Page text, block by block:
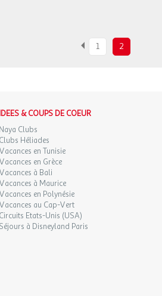
1 2
IDEES & COUPS DE COEUR
Naya Clubs
Clubs Héliades
Vacances en Tunisie
Vacances en Grèce
Vacances à Bali
Vacances à Maurice
Vacances en Polynésie
Vacances au Cap-Vert
Circuits Etats-Unis (USA)
Séjours à Disneyland Paris